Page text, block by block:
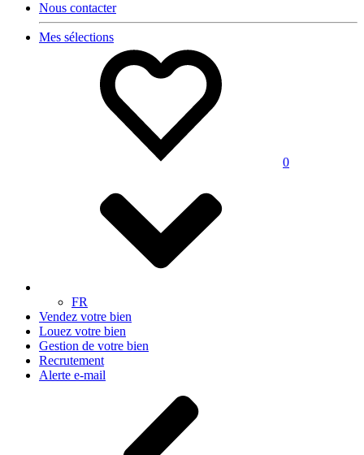
Nous contacter
Mes sélections
0
FR
Vendez votre bien
Louez votre bien
Gestion de votre bien
Recrutement
Alerte e-mail